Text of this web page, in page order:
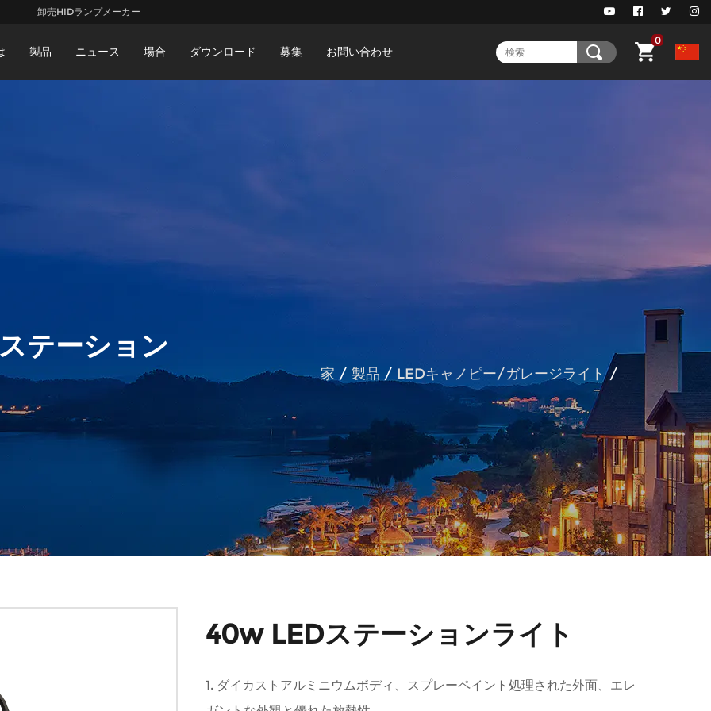
卸売HIDランプメーカー
製品 ニュース 場合 ダウンロード 募集 お問い合わせ
0
テーション
家 / 製品 / LEDキャノピー/ガレージライト/
40w LEDステーションライト
1. ダイカストアルミニウムボディ、スプレーペイント処理された外面、エレ